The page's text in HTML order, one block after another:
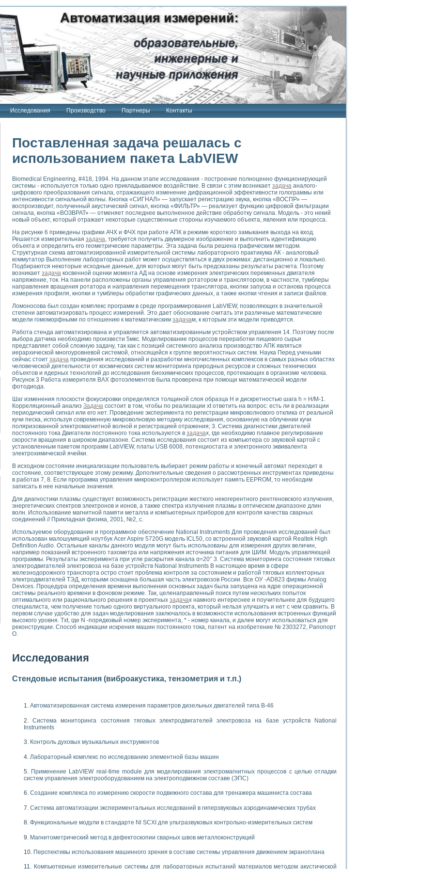
Исследования Производство Партнеры Контакты
"Сигнал-USB"
Интроскан
система
USB"
терапии серии СКАН
тензометрия и т.п.)
измерения параметров дизельных двигателей типа В-46
тяговых электродвигателей электровоза на базе устройств National Instruments
инструментов
элементной базы машин
module для моделирования электромагнитных процессов с целью отладки систем управления электрооборудованием на электроподвижном составе
скорости подвижного состава для тренажера машиниста состава
исследований в гиперзвуковых аэродинамических трубах
Nl SCXI для ультразвуковых контрольно-измерительных систем
сварных швов металлоконструкций
зрения в составе системы управления движением экраноплана
системы для лабораторных испытаний материалов методом акустической эмиссии
комплекс аппаратуры для определения тепловых и электрических характеристик и параметров силовых полупроводниковых приборов
процессов ДВС в динамических режимах
систем передачи данных
для исследования АЧХ и ФЧХ активных фильтров
для исследования параметров двухполюсников резонансным методом
операционных усилителей с применением аппаратно-программных средств NATIONAL INSTRUMENTS
на основе цифровой обработки выборок мгновенных значений
выравнивания электрических каналов
компенсации эхо-сигналов
математического моделирования сверхширокополосного стробоскопического осциллографа и исследования методов расширения его полосы
измерителя ВАХ фотоэлементов на базе виртуальных средств измерений
генератора сигналов - имитатора джиттера и измерителя параметров джиттера
исследование линейных антенн и антенных решеток в учебной лаборатории средствами LabVIEW
модуля с высоким разрешением для создания SPICE- модели импульсного сигнала
радиолокационного сигнала и его FFT анализ в программной среде Lab VIEW 7.1
уравнений состояния для исследования переходных процессов в среде LabVIEW
для устройства сбора данных NI USB-6009
стенда для измерения относительного остаточного электросопротивления (RRR) сверхпроводников
построения картины возбуждения комбинационных колебаний в пространстве Ван Дер Поля
показателей качества электрической энергии
управления источником питания PSP 2010 фирмы GW INSTEK
амперных характеристик солнечных модулей на базе USB-6008
нано-, фемто-, биотехнологии и мехатроника
по измерению временных характеристик реверсивных сред
комплекс на базе LabVIEW для исследования наноструктур
и оптимизации тепловой обработки биопродуктов с применением современных информационных технологий и программных средств
функциональных возможностей алгоритма полигармонической экстраполяции
экономичного виртуального полярографа на основе платы USB 6008 в среде LabVIEW
макрочастиц в упорядоченных плазменно-пылевых структурах
диагностики крови
дисперсных продуктов при обработке возмущениями давления
осадка в реальном времени
характеристик солнечных элементов и модулей
программно - аппаратного комплекса NI - Motion
тиристорным электроприводом
INSTRUMENTS для автоматизации процесса очистки сточных вод в мембранном биореакторе
диагностики плазмы
дифракционные датчики малых перемещений и колебаний
свойств сегнетоэлектриков методом тепловых шумов
импедансный томограф на базе платы сбора данных PCI 6052E
механических свойств материалов в наношкале
процессов получения дисперсных продуктов на основе виртуальных приборов
переходных процессов при коротких замыканиях в узлах электрических нагрузок
Поставленная задача решалась с
использованием пакета LabVIEW
Biomedical Engineering, #418, 1994. На данном этапе исследования - построение полноценно функционирующей
системы - используется только одно прикладываемое воздействие. В связи с этим возникает задача аналого-
цифрового преобразования сигнала, отражающего изменение дифракционной эффективности голограммы или
интенсивности сигнальной волны. Кнопка «СИГНАЛ» — запускает регистрацию звука, кнопка «ВОСПР» —
воспроизводит, полученный акустический сигнал, кнопка «ФИЛЬТР» — реализует функцию цифровой фильтрации
сигнала, кнопка «ВОЗВРАТ» — отменяет последнее выполненное действие обработку сигнала. Модель - это некий
новый объект, который отражает некоторые существенные стороны изучаемого объекта, явления или процесса.
На рисунке 6 приведены графики АЧХ и ФЧХ при работе АПК в режиме короткого замыкания выхода на вход.
Решается измерительная задача , требуется получить двумерное изображение и выполнить идентификацию
объекта и определить его геометрические параметры. Эта задача была решена графическим методом.
Структурная схема автоматизированной измерительной системы лабораторного практикума АК - аналоговый
коммутатор Выполнение лабораторных работ может осуществляться в двух режимах: дистанционно и локально.
Подбираются некоторые исходные данные, для которых могут быть предсказаны результаты расчета. Поэтому
возникает задача косвенной оценки момента АД на основе измерения электрических переменных двигателя
напряжение, ток. На панели расположены органы управления ротатором и транслятором, в частности, тумблеры
направления вращения ротатора и направления перемещения транслятора, кнопки запуска и останова процесса
измерения профиля, кнопки и тумблеры обработки графических данных, а также кнопки чтения и записи файлов.
Ломоносова был создан комплекс программ в среде программирования LabVIEW, позволяющих в значительной
степени автоматизировать процесс измерений. Это дает обоснование считать эти различные математические
модели гомоморфными по отношению к математическим задачам, к которым эти модели приводятся.
Работа стенда автоматизирована и управляется автоматизированным устройством управления 14. Поэтому после
выбора датчика необходимо произвести 5мкс. Моделирование процессов переработки пищевого сырья
представляет собой сложную задачу, так как с позиций системного анализа производство АПК являться
иерархической многоуровневой системой, относящейся к группе вероятностных систем. Наука Перед учеными
сейчас стоит задача проведения исследований и разработки многочисленных комплексов в самых разных областях
человеческой деятельности от космических систем мониторинга природных ресурсов и сложных технических
объектов и ядерных технологий до исследования биохимических процессов, протекающих в организме человека.
Рисунок 3 Работа измерителя ВАХ фотоэлементов была проверена при помощи математической модели
фотодиода.
Шаг изменения плоскости фокусировки определялся толщиной слоя образца Н и дискретностью шага h = H/M-1.
Корреляционный анализ Задача состоит в том, чтобы по реализации xt ответить на вопрос: есть ли в реализации
периодический сигнал или его нет. Проведение эксперимента по регистрации микроволнового отклика от реальной
кучи песка, используя современную микроволновую методику исследования, основанную на облучении кучи
поляризованной электромагнитной волной и регистрацией отражения; 3. Система диагностики двигателей
постоянного тока Двигатели постоянного тока используются в задачах, где необходимо плавное регулирование
скорости вращения в широком диапазоне. Система исследования состоит из компьютера со звуковой картой с
установленным пакетом программ LabVIEW, платы USB 6008, потенциостата и электронного эквивалента
электрохимической ячейки.
В исходном состоянии инициализации пользователь выбирает режим работы и конечный автомат переходит в
состояние, соответствующее этому режиму. Дополнительные сведения о рассмотренных инструментах приведены
в работах 7, 8. Если программа управления микроконтроллером использует память EEPROM, то необходим
записать в нее начальные значения.
Для диагностики плазмы существует возможность регистрации жесткого некогерентного рентгеновского излучения,
энергетических спектров электронов и ионов, а также спектра излучения плазмы в оптическом диапазоне длин
волн. Использование магнитной памяти металла и компьютерных приборов для контроля качества сварных
соединений // Прикладная физика, 2001, №2, с.
Используемое оборудование и программное обеспечение National Instruments Для проведения исследований был
использован малошумящий ноутбук Acer Aspire 5720G модель ICL50, со встроенной звуковой картой Realtek High
Definition Audio. Остальные каналы данного модуля могут быть использованы для измерения других величин,
например показаний встроенного тахометра или напряжения источника питания для ШИМ. Модуль управляющей
программы. Результаты эксперимента при угле раскрытия канала α=20° 3. Система мониторинга состояния тяговых
электродвигателей электровоза на базе устройств National Instruments В настоящее время в сфере
железнодорожного транспорта остро стоит проблема контроля за состоянием и работой тяговых коллекторных
электродвигателей ТЭД, которыми оснащена большая часть электровозов России. Все ОУ -AD823 фирмы Analog
Devices. Процедура определения времени выполнения основных задач была запущена на ядре операционной
системы реального времени в фоновом режиме. Так, целенаправленный поиск путем нескольких попыток
оптимального или рационального решения в проектных задачах намного интереснее и поучительнее для будущего
специалиста, чем получение только одного виртуального проекта, который нельзя улучшить и нет с чем сравнить. В
первом случае удобство для задач моделирования заключалось в возможности использования встроенных функций
высокого уровня. Txt, где N -порядковый номер эксперимента, * - номер канала, и далее могут использоваться для
реконструкции. Способ индикации искрения машин постоянного тока, патент на изобретение № 2303272, Рапопорт
О.
Исследования
Стендовые испытания (виброакустика, тензометрия и т.п.)
Автоматизированная система измерения параметров дизельных двигателей типа В-46
Система мониторинга состояния тяговых электродвигателей электровоза на базе устройств National
Instruments
Контроль духовых музыкальных инструментов
Лабораторный комплекс по исследованию элементной базы машин
Применение LabVIEW real-time module для моделирования электромагнитных процессов с целью отладки
систем управления электрооборудованием на электроподвижном составе (ЭПС)
Создание комплекса по измерению скорости подвижного состава для тренажера машиниста состава
Система автоматизации экспериментальных исследований в гиперзвуковых аэродинамических трубах
Функциональные модули в стандарте Nl SCXI для ультразвуковых контрольно-измерительных систем
Магнитометрический метод в дефектоскопии сварных швов металлоконструкций
Перспективы использования машинного зрения в составе системы управления движением экраноплана
Компьютерные измерительные системы для лабораторных испытаний материалов методом акустической